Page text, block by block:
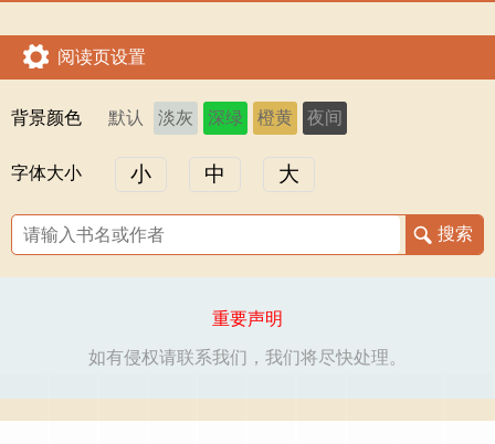
阅读页设置
背景颜色 默认 淡灰 深绿 橙黄 夜间
字体大小 小 中 大
重要声明
如有侵权请联系我们，我们将尽快处理。